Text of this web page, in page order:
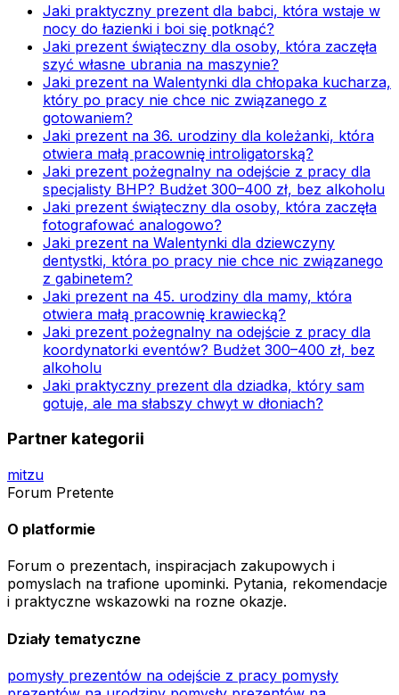
Jaki praktyczny prezent dla babci, która wstaje w
nocy do łazienki i boi się potknąć?
Jaki prezent świąteczny dla osoby, która zaczęła
szyć własne ubrania na maszynie?
Jaki prezent na Walentynki dla chłopaka kucharza,
który po pracy nie chce nic związanego z
gotowaniem?
Jaki prezent na 36. urodziny dla koleżanki, która
otwiera małą pracownię introligatorską?
Jaki prezent pożegnalny na odejście z pracy dla
specjalisty BHP? Budżet 300–400 zł, bez alkoholu
Jaki prezent świąteczny dla osoby, która zaczęła
fotografować analogowo?
Jaki prezent na Walentynki dla dziewczyny
dentystki, która po pracy nie chce nic związanego
z gabinetem?
Jaki prezent na 45. urodziny dla mamy, która
otwiera małą pracownię krawiecką?
Jaki prezent pożegnalny na odejście z pracy dla
koordynatorki eventów? Budżet 300–400 zł, bez
alkoholu
Jaki praktyczny prezent dla dziadka, który sam
gotuje, ale ma słabszy chwyt w dłoniach?
Partner kategorii
mitzu
Forum Pretente
O platformie
Forum o prezentach, inspiracjach zakupowych i
pomyslach na trafione upominki. Pytania, rekomendacje
i praktyczne wskazowki na rozne okazje.
Działy tematyczne
pomysły prezentów na odejście z pracy pomysły